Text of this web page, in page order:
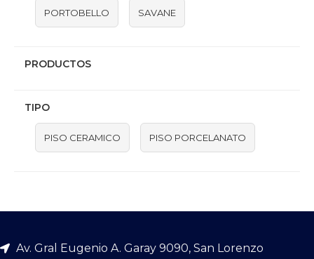
PORTOBELLO SAVANE
PRODUCTOS
TIPO
PISO CERAMICO PISO PORCELANATO
Av. Gral Eugenio A. Garay 9090, San Lorenzo